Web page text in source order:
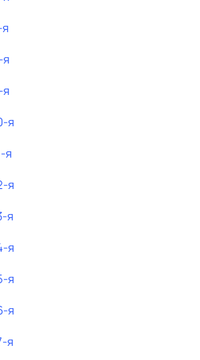
я
я
я
я
я
я
я
я
я
я